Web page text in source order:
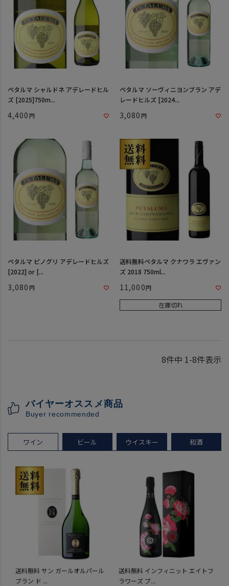
ペタルマ シャルドネ アデレードヒル
ズ [2025]750m...
4,400
ペタルマ ソーヴィニヨンブラン アデ
レードヒルズ [2024...
3,080
ペタルマ ピノグリ アデレードヒルズ
[2022] or [...
3,080
送料無料ペタルマ クナワラ エヴァン
ズ 2018 750ml...
11,000
在庫切れ
8件中 1-8件表示
バイヤーオススメ商品
Buyer recommended
ワイン ビール ウイスキー 和酒
送料無料 サン ガールオルパール
ブラン ド ...
送料無料 インフィニット エイトフ
ラワーズ ブ...